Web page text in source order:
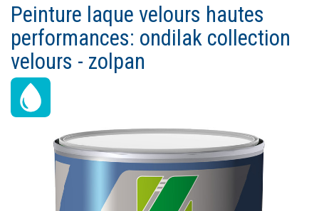
Ouvrir un compte
Peinture laque velours hautes
performances: ondilak collection
velours - zolpan